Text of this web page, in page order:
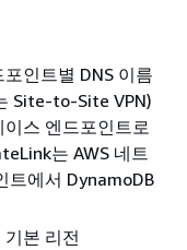
인트별 DNS 이름
Site-to-Site VPN)
이스 엔드포인트로
는 AWS 네트
트에서 DynamoDB
본 리전